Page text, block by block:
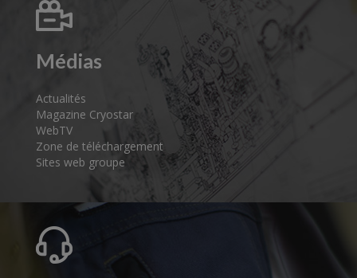
Médias
Actualités
Magazine Cryostar
WebTV
Zone de téléchargement
Sites web groupe